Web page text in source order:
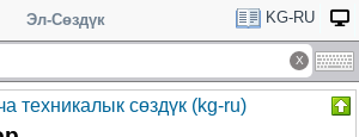
Эл-Сөздүк KG-RU
техникалык сөздүк (kg-ru)